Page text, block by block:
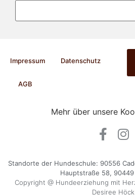
Impressum Datenschutz
AGB
Mehr über unsere
Standorte der Hundeschule: 90556
Hauptstraße 58,
Copyright @ Hundeerziehung mit
Desiree Höck